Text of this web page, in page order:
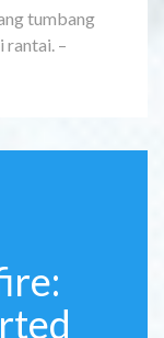
tumbang
rantai. –